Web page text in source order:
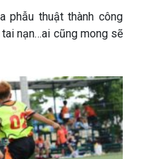
phẫu thuật thành công
nạn…ai cũng mong sẽ